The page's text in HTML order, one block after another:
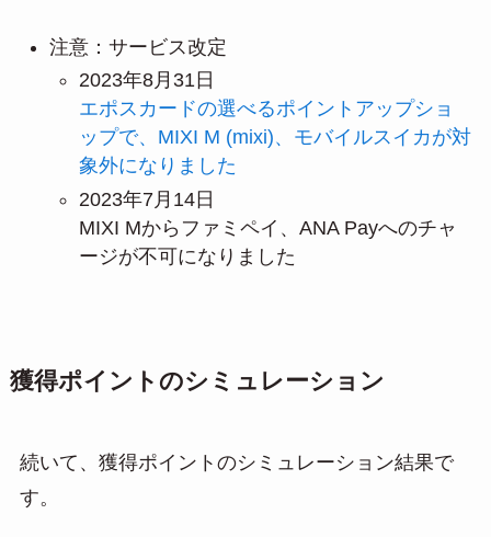
注意：サービス改定
2023年8月31日
エポスカードの選べるポイントアップショ
ップで、MIXI M (mixi)、モバイルスイカが対
象外になりました
2023年7月14日
MIXI Mからファミペイ、ANA Payへのチャ
ージが不可になりました
獲得ポイントのシミュレーション
続いて、獲得ポイントのシミュレーション結果で
す。